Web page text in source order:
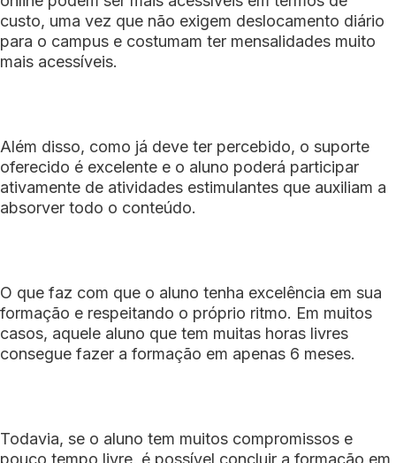
custo, uma vez que não exigem deslocamento diário
para o campus e costumam ter mensalidades muito
mais acessíveis.
Além disso, como já deve ter percebido, o suporte
oferecido é excelente e o aluno poderá participar
ativamente de atividades estimulantes que auxiliam a
absorver todo o conteúdo.
O que faz com que o aluno tenha excelência em sua
formação e respeitando o próprio ritmo. Em muitos
casos, aquele aluno que tem muitas horas livres
consegue fazer a formação em apenas 6 meses.
Todavia, se o aluno tem muitos compromissos e
pouco tempo livre, é possível concluir a formação em